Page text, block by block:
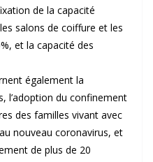
de la capacité
salons de coiffure et les
et la capacité des
également la
l’adoption du confinement
des familles vivant avec
nouveau coronavirus, et
de plus de 20